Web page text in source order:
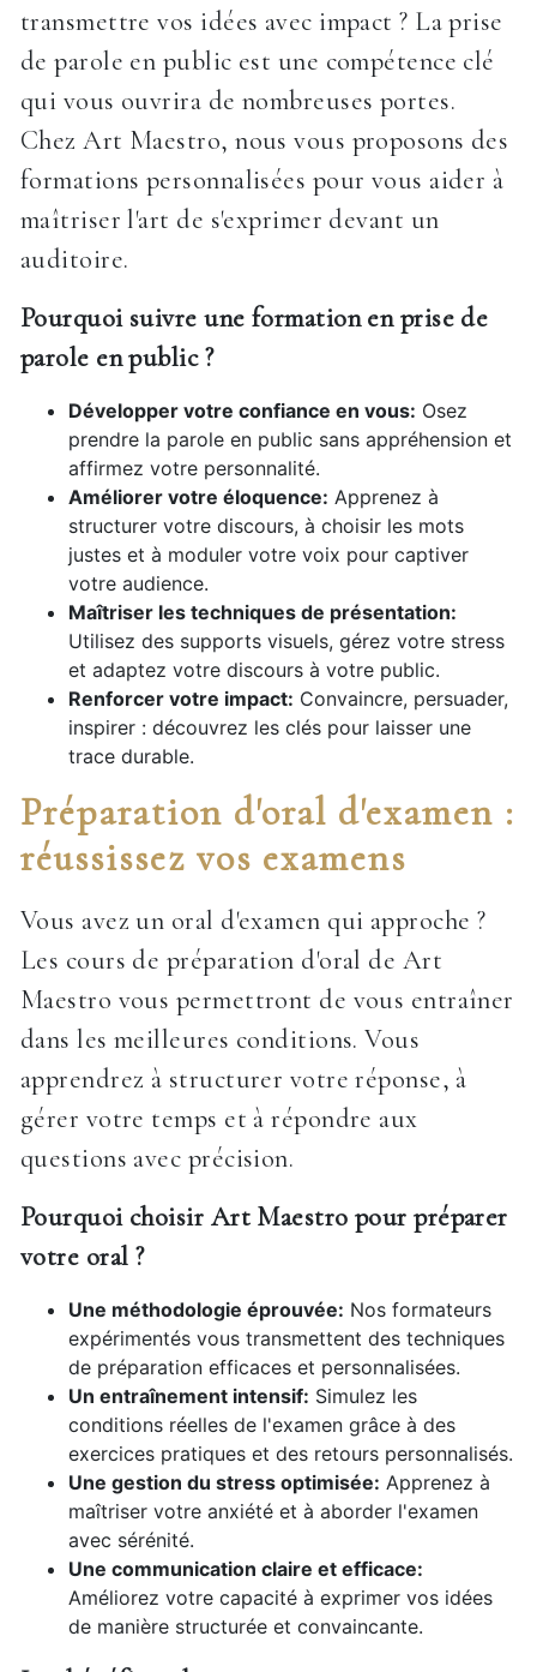
transmettre vos idées avec impact ? La prise
de parole en public est une compétence clé
qui vous ouvrira de nombreuses portes.
Chez Art Maestro, nous vous proposons des
formations personnalisées pour vous aider à
maîtriser l'art de s'exprimer devant un
auditoire.
Pourquoi suivre une formation en prise de
parole en public ?
Développer votre confiance en vous: Osez
prendre la parole en public sans appréhension et
affirmez votre personnalité.
Améliorer votre éloquence: Apprenez à
structurer votre discours, à choisir les mots
justes et à moduler votre voix pour captiver
votre audience.
Maîtriser les techniques de présentation:
Utilisez des supports visuels, gérez votre stress
et adaptez votre discours à votre public.
Renforcer votre impact: Convaincre, persuader,
inspirer : découvrez les clés pour laisser une
trace durable.
Préparation d'oral d'examen :
réussissez vos examens
Vous avez un oral d'examen qui approche ?
Les cours de préparation d'oral de Art
Maestro vous permettront de vous entraîner
dans les meilleures conditions. Vous
apprendrez à structurer votre réponse, à
gérer votre temps et à répondre aux
questions avec précision.
Pourquoi choisir Art Maestro pour préparer
votre oral ?
Une méthodologie éprouvée: Nos formateurs
expérimentés vous transmettent des techniques
de préparation efficaces et personnalisées.
Un entraînement intensif: Simulez les
conditions réelles de l'examen grâce à des
exercices pratiques et des retours personnalisés.
Une gestion du stress optimisée: Apprenez à
maîtriser votre anxiété et à aborder l'examen
avec sérénité.
Une communication claire et efficace:
Améliorez votre capacité à exprimer vos idées
de manière structurée et convaincante.